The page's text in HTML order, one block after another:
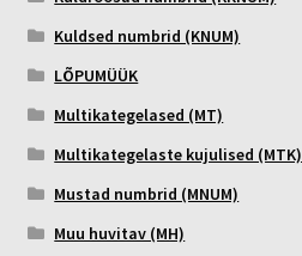
Kuldsed numbrid (KNUM)
LÕPUMÜÜK
Multikategelased (MT)
Multikategelaste kujulised (MTK)
Mustad numbrid (MNUM)
Muu huvitav (MH)